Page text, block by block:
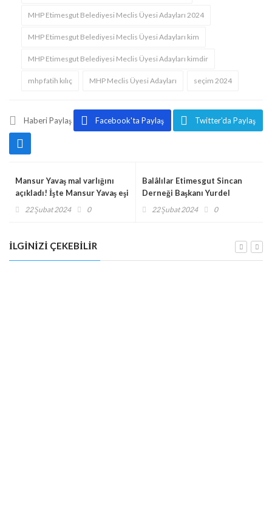
MHP Etimesgut Belediyesi Meclis Üyesi Adayları 2024
MHP Etimesgut Belediyesi Meclis Üyesi Adayları kim
MHP Etimesgut Belediyesi Meclis Üyesi Adayları kimdir
mhp fatih kılıç MHP Meclis Üyesi Adayları seçim 2024
Haberi Paylaş Facebook'ta Paylaş Twitter'da Paylaş
Mansur Yavaş mal varlığını
açıkladı! İşte Mansur Yavaş eşi
ve kendisinin mal varlığı...
22 Şubat 2024 0
Balâlılar Etimesgut Sincan
Derneği Başkanı Yurdel
Zorba'dan MHP Etimesgut
Belediye Meclis Üyesi Adayı
22 Şubat 2024 0
İLGINIZI ÇEKEBILIR
Bala Belediyesi’nden personele promosyon müjdesi: “Güçlü
Belediye, Güçlü Promosyon”
3 Nisan 2026